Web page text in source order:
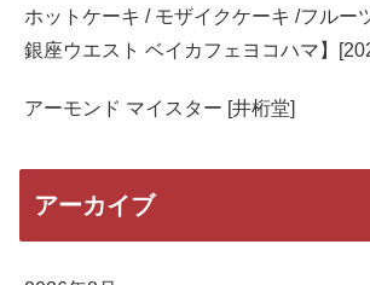
ホットケーキ / モザイクケーキ /フルー
銀座ウエスト ベイカフェヨコハマ】
アーモンド マイスター [井桁堂]
アーカイブ